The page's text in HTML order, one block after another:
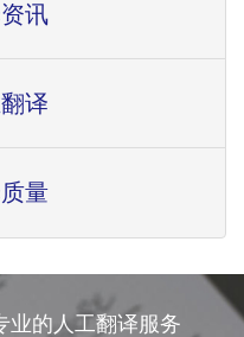
讯
译
量
业的人工翻译服务